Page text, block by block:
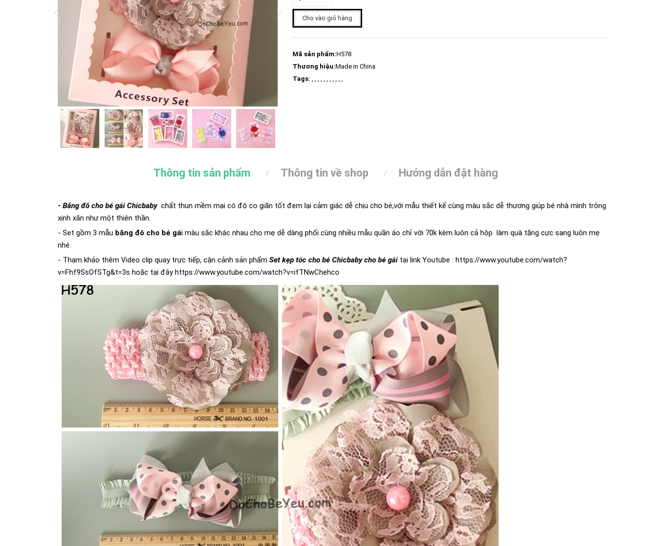
Cho vào giỏ hàng
Mã sản phẩm:H578
Thương hiệu:Made in China
Tags: , , , , , , , , , , ,
Thông tin sản phẩm Thông tin về shop Hướng dẫn đặt hàng
- Băng đô cho bé gái Chicbabychất thun mềm mại có độ co giãn tốt đem lại cảm giác dễ chịu cho bé,với mẫu thiết kế cùng màu sắc dễ thương giúp bé nhà mình trông
xinh xắn như một thiên thần.
- Set gồm 3 mẫu băng đô cho bé gái màu sắc khác nhau cho mẹ dễ dàng phối cùng nhiều mẫu quần áo chỉ với 70k kèm luôn cả hộp làm quà tặng cực sang luôn mẹ
nhé.
- Tham khảo thêm Video clip quay trực tiếp, cận cảnh sản phẩm Set kẹp tóc cho bé Chicbaby cho bé gái tại link Youtube : https://www.youtube.com/watch?
v=Fhf9SsOfSTg&t=3s hoặc tại đâyhttps://www.youtube.com/watch?v=ifTNwChehco